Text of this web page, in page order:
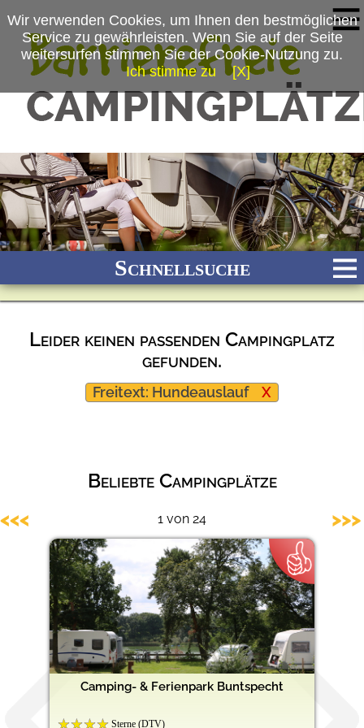
Schnellsuche
Bach Fluss Meer Gebirge See
Wald/Wiesen
Ganzjährig geöffnet
Barrierefreie Campingplätze
Leider keinen passenden Campingplatz
gefunden.
Freitext: Hundeauslauf X
Beliebte Campingplätze
Camping- & Ferienpark Buntspecht
Sterne (DTV)
1 von 24
<<< >>>
Wir verwenden Cookies, um Ihnen den bestmöglichen
Service zu gewährleisten. Wenn Sie auf der Seite
weitersurfen stimmen Sie der Cookie-Nutzung zu.
Ich stimme zu
[X]